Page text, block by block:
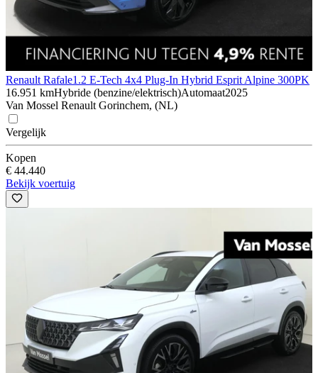
Renault Rafale1.2 E-Tech 4x4 Plug-In Hybrid Esprit Alpine 300PK
16.951 kmHybride (benzine/elektrisch)Automaat2025
Van Mossel Renault Gorinchem, (NL)
Vergelijk
Kopen
€ 44.440
Bekijk voertuig